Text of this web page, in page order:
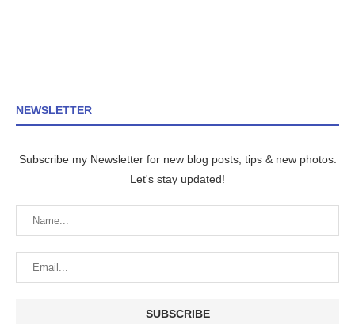
NEWSLETTER
Subscribe my Newsletter for new blog posts, tips & new photos.
Let's stay updated!